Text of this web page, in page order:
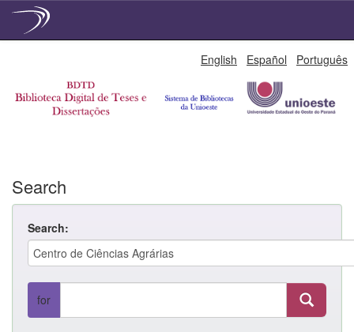
English Español Português
Search
Search:
for